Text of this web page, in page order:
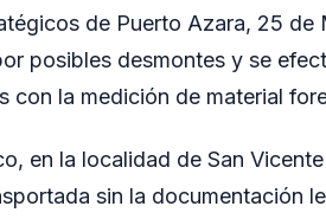
de Puerto Azara, 25
posibles desmontes y se
con la medición de material
en la localidad de San
sin la documentación